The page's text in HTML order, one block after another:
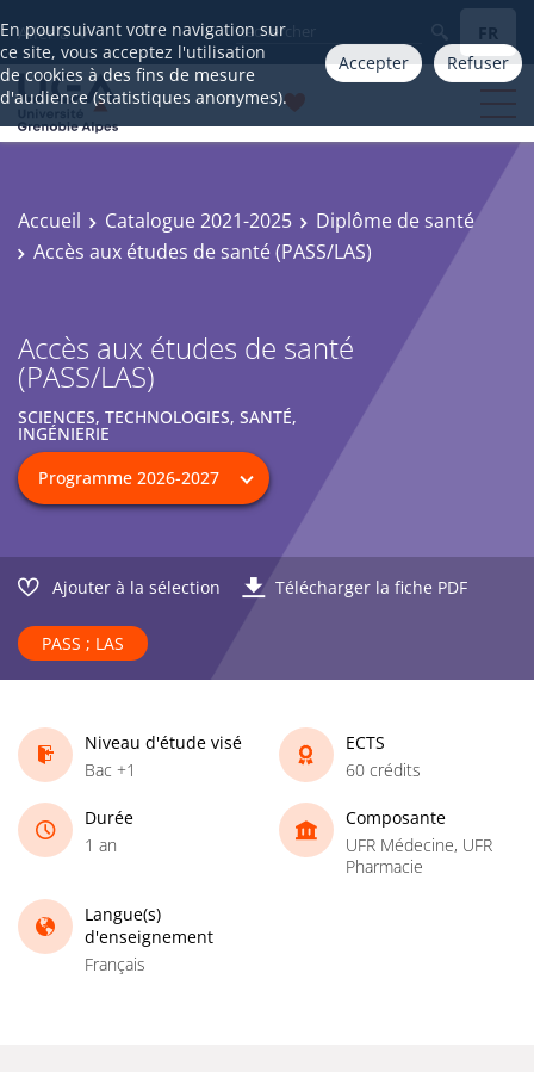
En poursuivant votre navigation sur
ce site, vous acceptez l'utilisation
de cookies à des fins de mesure
d'audience (statistiques anonymes).
Accepter Refuser
Aller à FR
Accueil Catalogue 2021-2025
Diplôme de santé
Accès aux études de santé (PASS/LAS)
Accès aux études de santé
(PASS/LAS)
SCIENCES, TECHNOLOGIES, SANTÉ,
INGÉNIERIE
Ajouter à la sélection Télécharger la fiche PDF
PASS ; LAS
Niveau d'étude visé
Bac +1
ECTS
60 crédits
Durée
1 an
Composante
UFR Médecine, UFR
Pharmacie
Langue(s)
d'enseignement
Français